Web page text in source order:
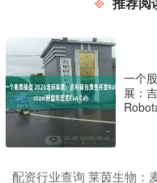
一个
展：
配资行业查询 莱茵生物：